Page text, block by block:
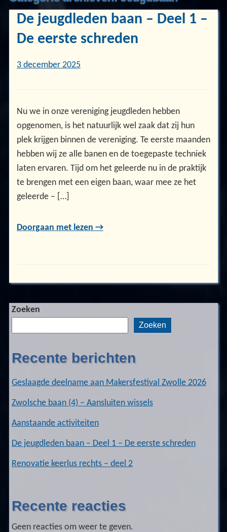
Zoeken
Zoeken
Recente berichten
Geslaagde deelname aan Makersfestival Zwolle 2026
Zwolsche baan (4) – Aansluiten wissels
Aanstaande activiteiten
De jeugdleden baan – Deel 1 – De eerste schreden
Renovatie keerlus rechts – deel 2
Recente reacties
Geen reacties om weer te geven.
De jeugdleden baan – Deel 1 –
De eerste schreden
3 december 2025
Nu we in onze vereniging jeugdleden hebben
opgenomen, is het natuurlijk wel zaak dat zij hun
plek krijgen binnen de vereniging. Te eerste maanden
hebben wij ze alle banen en de toegepaste techniek
laten ervaren. Tijd om het geleerde nu in de praktijk
te brengen met een eigen baan, waar mee ze het
geleerde – […]
Doorgaan met lezen →